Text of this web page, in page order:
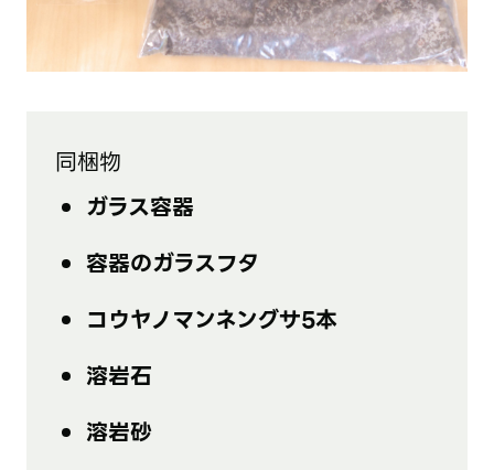
同梱物
ガラス容器
容器のガラスフタ
コウヤノマンネングサ5本
溶岩石
溶岩砂